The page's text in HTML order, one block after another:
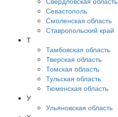
Севастополь
Смоленская область
Ставропольский край
Т
Тамбовская область
Тверская область
Томская область
Тульская область
Тюменская область
У
Ульяновская область